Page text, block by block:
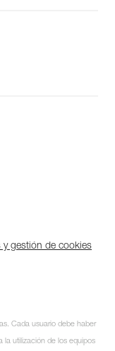
y gestión de cookies
Cada usuario debe haber
la utilización de los equipos